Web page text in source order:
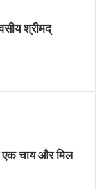
श्रीमद्
चाय और मिल